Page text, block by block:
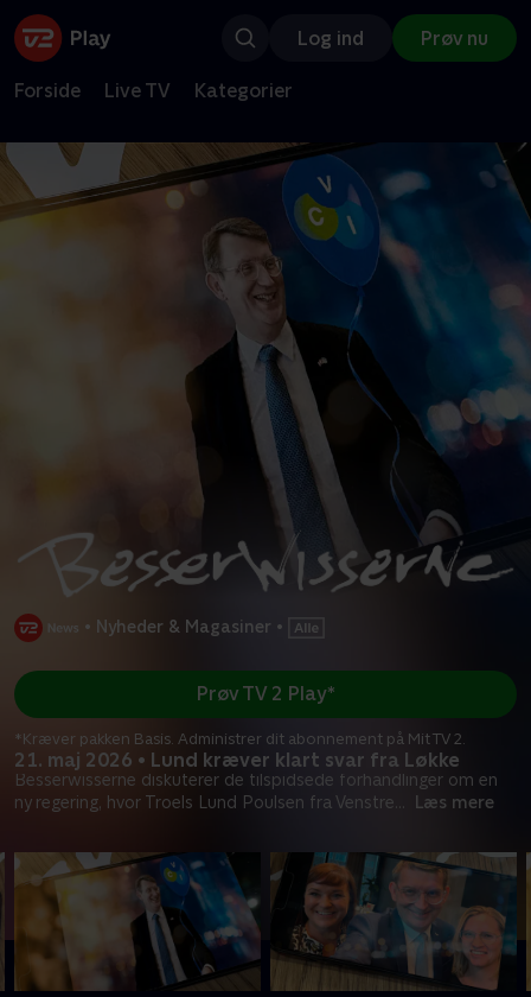
Log ind Prøv nu
Forside Live TV Kategorier
• Nyheder & Magasiner •
21. maj 2026 • Lund kræver klart svar fra Løkke
Besserwisserne diskuterer de tilspidsede forhandlinger om en
ny regering, hvor Troels Lund Poulsen fra Venstre
Læs mere
Prøv TV 2 Play*
*Kræver pakken Basis. Administrer dit abonnement på Mit TV 2.